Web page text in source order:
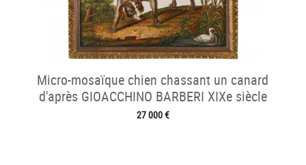
Micro-mosaïque chien chassant un canard
d'après GIOACCHINO BARBERI XIXe siècle
27 000 €